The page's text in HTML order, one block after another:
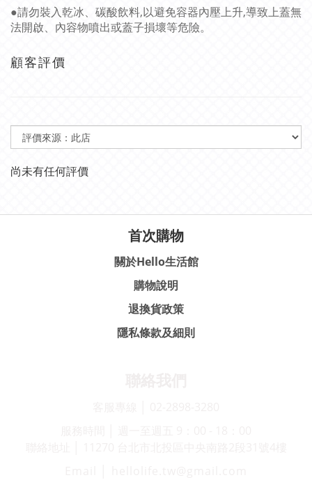
●請勿裝入乾冰、碳酸飲料,以避免容器內壓上升,導致上蓋無
法開啟、內容物噴出或蓋子損壞等危險。
顧客評價
尚未有任何評價
首次購物
關於Hello生活館
購物說明
退換貨政策
隱私條款及細則